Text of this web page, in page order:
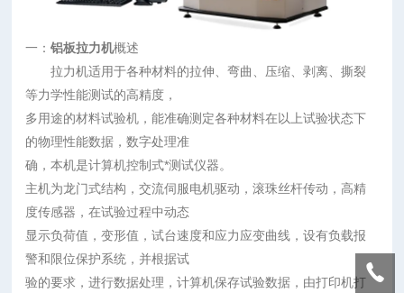
一：铝板拉力机概述
拉力机适用于各种材料的拉伸、弯曲、压缩、剥离、撕裂
等力学性能测试的高精度，
多用途的材料试验机，能准确测定各种材料在以上试验状态下
的物理性能数据，数字处理准
确，本机是计算机控制式*测试仪器。
主机为龙门式结构，交流伺服电机驱动，滚珠丝杆传动，高精
度传感器，在试验过程中动态
显示负荷值，变形值，试台速度和应力应变曲线，设有负载报
警和限位保护系统，并根据试
验的要求，进行数据处理，计算机保存试验数据，由打印机打